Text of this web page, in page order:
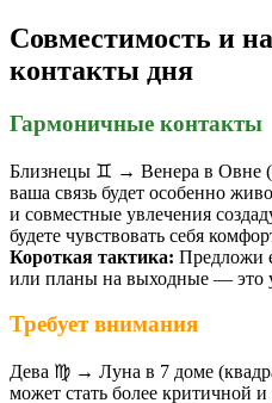
Совместимость и
контакты дня
Гармоничные контакты
Близнецы ♊️ → Венера в Овне
ваша связь будет особенно
и совместные увлечения
будете чувствовать себя
Короткая тактика: Предложи
или планы на выходные — это
Требует внимания
Дева ♍️ → Луна в 7 доме
может стать более критичной